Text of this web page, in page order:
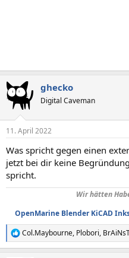
ghecko
Digital Caveman
11. April 2022
Was spricht gegen einen
jetzt bei dir keine
spricht.
Wir hätten
OpenMarine Blender KiCAD
R
e
Col.Maybourne, Plobori,